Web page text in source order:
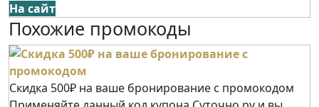
На сайт
Похожие промокоды
Скидка 500₽ на ваше бронирование с промокодом